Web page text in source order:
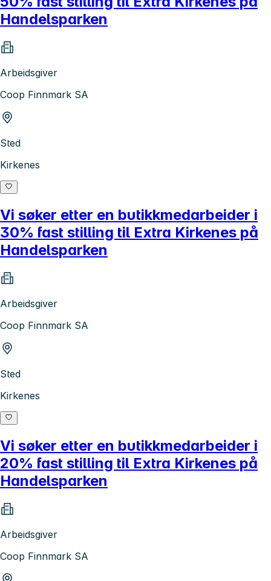
Handelsparken
Arbeidsgiver
Coop Finnmark SA
Sted
Kirkenes
Vi søker etter en butikkmedarbeider i
30% fast stilling til Extra Kirkenes på
Handelsparken
Arbeidsgiver
Coop Finnmark SA
Sted
Kirkenes
Vi søker etter en butikkmedarbeider i
20% fast stilling til Extra Kirkenes på
Handelsparken
Arbeidsgiver
Coop Finnmark SA